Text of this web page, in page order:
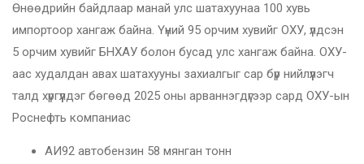
Өнөөдрийн байдлаар манай улс шатахуунаа 100 хувь
импортоор хангаж байна. Үүний 95 орчим хувийг ОХУ, үлдсэн
5 орчим хувийг БНХАУ болон бусад улс хангаж байна. ОХУ-
аас худалдан авах шатахууны захиалгыг сар бүр нийлүүлэгч
талд хүргүүлдэг бөгөөд 2025 оны арваннэгдүгээр сард ОХУ-ын
Роснефть компаниас
АИ92 автобензин 58 мянган тонн